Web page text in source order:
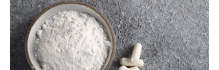
č
u
j
m
e